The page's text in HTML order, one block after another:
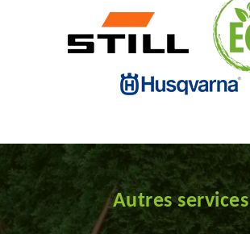
Autres services